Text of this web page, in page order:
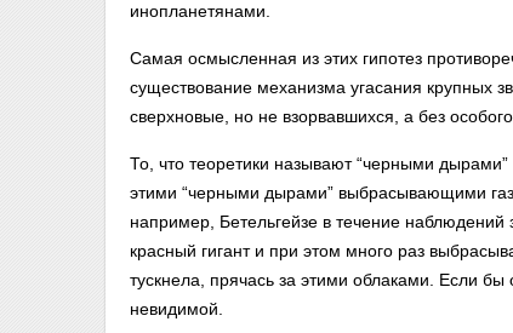
инопланетянами.
Самая осмысленная из этих гипотез
существование механизма угасания крупных
сверхновые, но не взорвавшихся, а без
То, что теоретики называют “черными
этими “черными дырами” выбрасывающими
например, Бетельгейзе в течение наблюдений
красный гигант и при этом много раз
тускнела, прячась за этими облаками. Если
невидимой.